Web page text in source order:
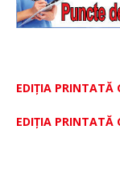
EDIȚIA PRINTATĂ
EDIŢIA PRINTATĂ